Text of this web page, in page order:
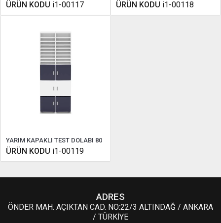
ÜRÜN KODU i1-00117 ÜRÜN KODU i1-00118
YARIM KAPAKLI TEST DOLABI 80
ÜRÜN KODU i1-00119
ADRES
ÖNDER MAH. AÇIKTAN CAD. NO:22/3 ALTINDAĞ / ANKARA
/ TÜRKİYE